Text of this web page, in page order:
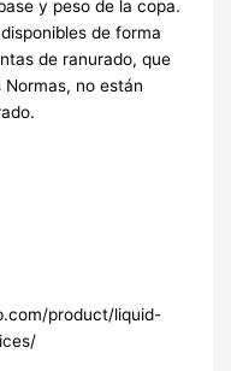
y peso de la copa.
de forma
de ranurado, que
no están
product/liquid-